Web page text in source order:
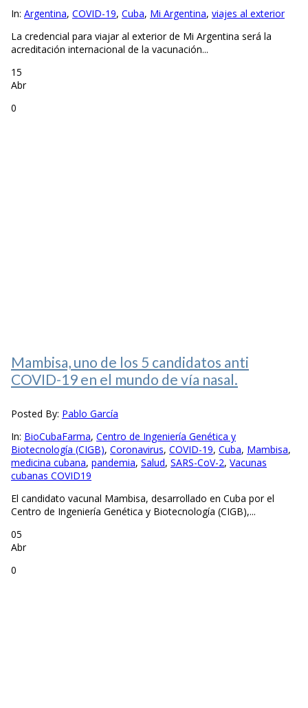
In: Argentina, COVID-19, Cuba, Mi Argentina, viajes al exterior
La credencial para viajar al exterior de Mi Argentina será la
acreditación internacional de la vacunación...
15
Abr
0
Mambisa, uno de los 5 candidatos anti
COVID-19 en el mundo de vía nasal.
Posted By: Pablo García
In: BioCubaFarma, Centro de Ingeniería Genética y
Biotecnología (CIGB), Coronavirus, COVID-19, Cuba, Mambisa,
medicina cubana, pandemia, Salud, SARS-CoV-2, Vacunas
cubanas COVID19
El candidato vacunal Mambisa, desarrollado en Cuba por el
Centro de Ingeniería Genética y Biotecnología (CIGB),...
05
Abr
0